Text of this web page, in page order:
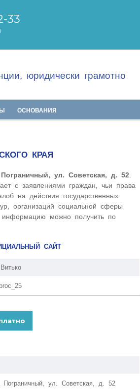
юридически грамотно
ОСНОВАНИЯ
КРАЯ
ул. Советская, д. 52
с заявлениями граждан, чьи права
на действия государственных
организаций социальной сферы
можно получить по
САЙТ
Пограничный, ул. Советская, д. 52